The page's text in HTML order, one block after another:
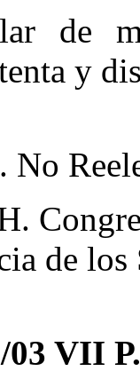
de
y
No
de los
03 VII